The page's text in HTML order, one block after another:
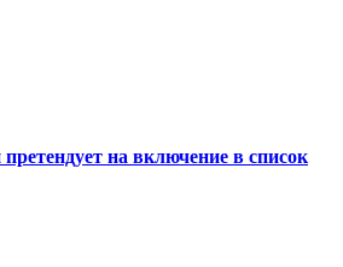
на включение в список